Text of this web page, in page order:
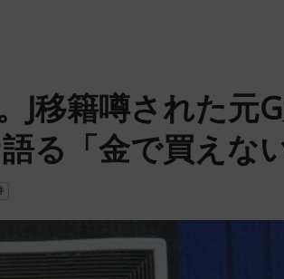
J移籍噂された元
る「金で買えない